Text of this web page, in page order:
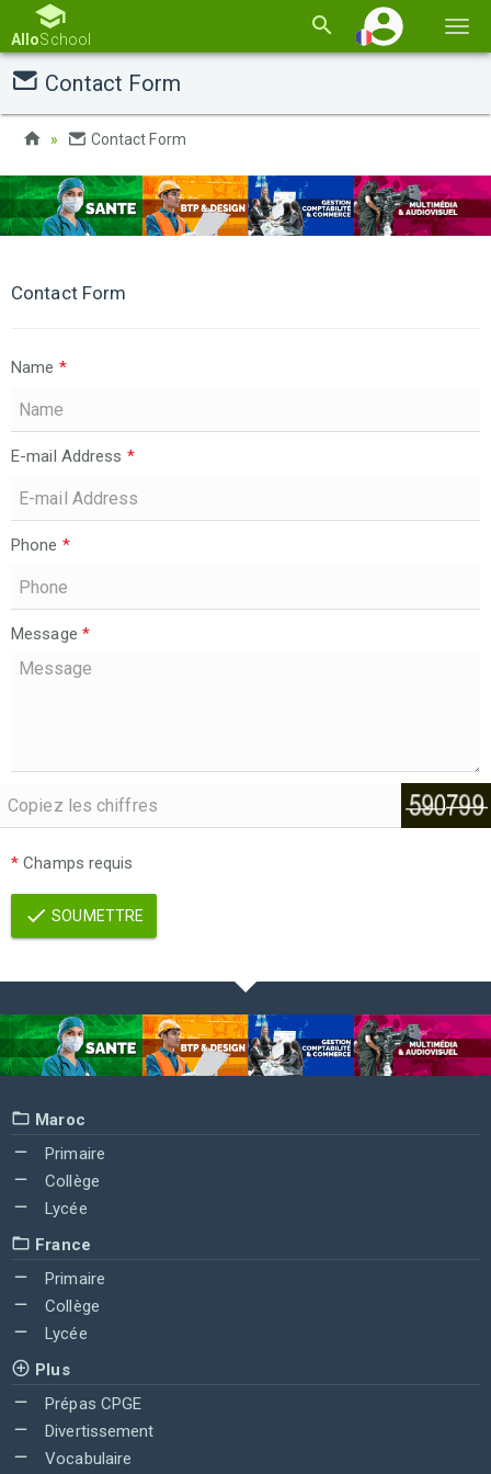
la
AlloSchool
Contact Form
Contact Form
Contact Form
Name *
E-mail Address *
Phone *
Message *
* Champs requis
SOUMETTRE
Maroc
Primaire
Collège
Lycée
France
Primaire
Collège
Lycée
Plus
Prépas CPGE
Divertissement
Vocabulaire